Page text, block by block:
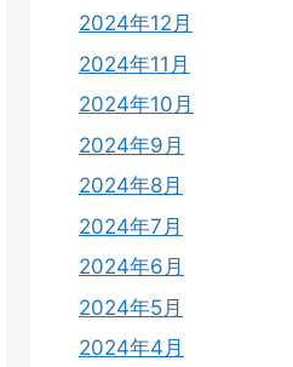
2024年12月
2024年11月
2024年10月
2024年9月
2024年8月
2024年7月
2024年6月
2024年5月
2024年4月